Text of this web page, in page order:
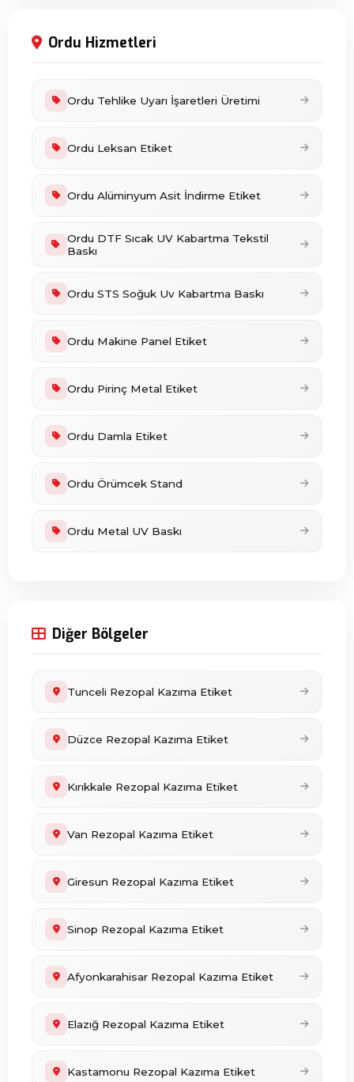
Ordu Hizmetleri
Ordu Tehlike Uyarı İşaretleri Üretimi
Ordu Leksan Etiket
Ordu Alüminyum Asit İndirme Etiket
Ordu DTF Sıcak UV Kabartma Tekstil
Baskı
Ordu STS Soğuk Uv Kabartma Baskı
Ordu Makine Panel Etiket
Ordu Pirinç Metal Etiket
Ordu Damla Etiket
Ordu Örümcek Stand
Ordu Metal UV Baskı
Diğer Bölgeler
Tunceli Rezopal Kazıma Etiket
Düzce Rezopal Kazıma Etiket
Kırıkkale Rezopal Kazıma Etiket
Van Rezopal Kazıma Etiket
Giresun Rezopal Kazıma Etiket
Sinop Rezopal Kazıma Etiket
Afyonkarahisar Rezopal Kazıma Etiket
Elazığ Rezopal Kazıma Etiket
Kastamonu Rezopal Kazıma Etiket